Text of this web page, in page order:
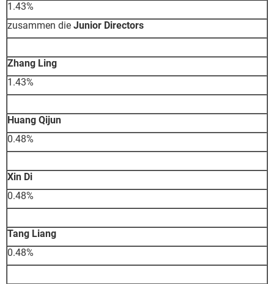
1.43%
zusammen die Junior Directors
Zhang Ling
1.43%
Huang Qijun
0.48%
Xin Di
0.48%
Tang Liang
0.48%